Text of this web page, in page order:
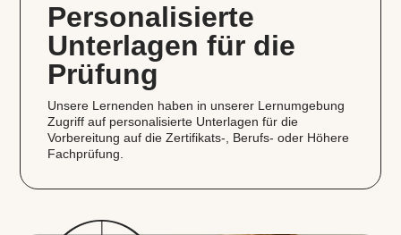
Personalisierte
Unterlagen für die
Prüfung
Unsere Lernenden haben in unserer Lernumgebung
Zugriff auf personalisierte Unterlagen für die
Vorbereitung auf die Zertifikats‑, Berufs- oder Höhere
Fachprüfung.